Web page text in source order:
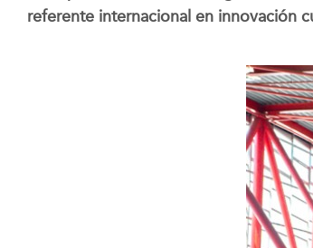
referente internacional en innovación